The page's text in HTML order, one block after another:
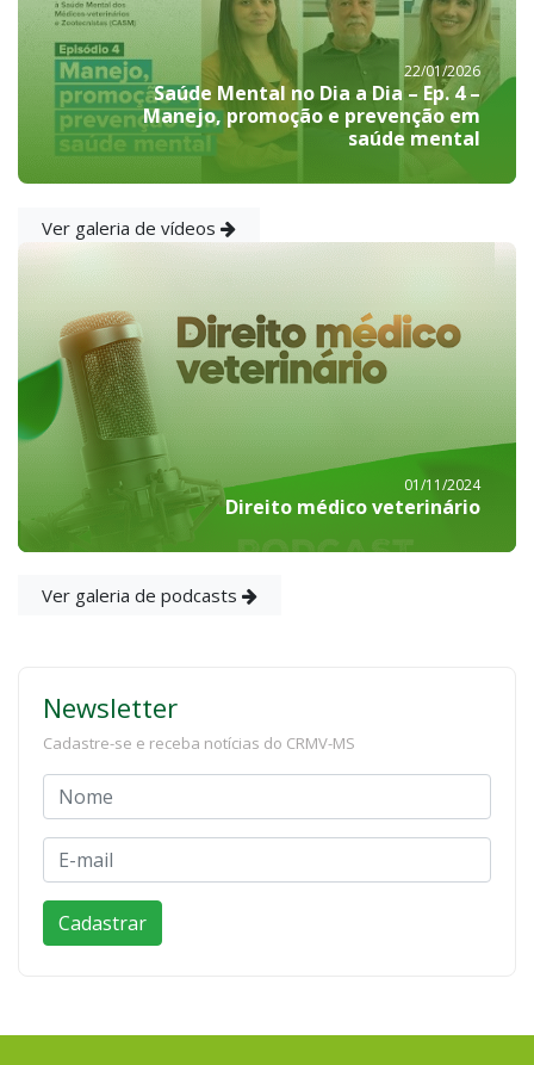
22/01/2026
Saúde Mental no Dia a Dia – Ep. 4 –
Manejo, promoção e prevenção em
saúde mental
Ver galeria de vídeos
01/11/2024
Direito médico veterinário
Ver galeria de podcasts
Newsletter
Cadastre-se e receba notícias do CRMV-MS